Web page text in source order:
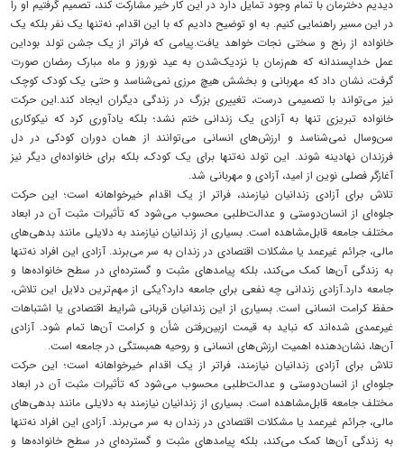
دیدیم دخترمان با تمام وجود تمایل دارد در این کار خیر مشارکت کند، تصمیم گرفتیم او را
در این مسیر راهنمایی کنیم. به او توضیح دادیم که با این اقدام، نه‌تنها یک نفر بلکه یک
خانواده از رنج و سختی نجات خواهد یافت.پیامی که فراتر از یک جشن تولد بوداین
عمل خداپسندانه که هم‌زمان با نزدیک‌شدن به عید نوروز و ماه مبارک رمضان صورت
گرفت، نشان داد که مهربانی و بخشش هیچ مرزی نمی‌شناسد و حتی یک کودک کوچک
نیز می‌تواند با تصمیمی درست، تغییری بزرگ در زندگی دیگران ایجاد کند.این حرکت
خانواده تبریزی تنها به آزادی یک زندانی ختم نشد؛ بلکه یادآوری کرد که نیکوکاری
سن‌وسال نمی‌شناسد و ارزش‌های انسانی می‌توانند از همان دوران کودکی در دل
فرزندان نهادینه شوند. این تولد نه‌تنها برای یک کودک، بلکه برای خانواده‌ای دیگر نیز
آغازگر فصلی نوین از امید، آزادی و مهربانی شد.
تلاش برای آزادی زندانیان نیازمند، فراتر از یک اقدام خیرخواهانه است؛ این حرکت
جلوه‌ای از انسان‌دوستی و عدالت‌طلبی محسوب می‌شود که تأثیرات مثبت آن در ابعاد
مختلف جامعه قابل‌مشاهده است. بسیاری از زندانیان نیازمند به دلایلی مانند بدهی‌های
مالی، جرائم غیرعمد یا مشکلات اقتصادی در زندان به سر می‌برند. آزادی این افراد نه‌تنها
به زندگی آن‌ها کمک می‌کند، بلکه پیامدهای مثبت و گسترده‌ای در سطح خانواده‌ها و
جامعه دارد.آزادی زندانی چه نفعی برای جامعه دارد؟یکی از مهم‌ترین دلایل این تلاش،
حفظ کرامت انسانی است. بسیاری از این زندانیان قربانی شرایط اقتصادی یا اشتباهات
غیرعمدی شده‌اند که نباید به قیمت ازبین‌رفتن شأن و کرامت آن‌ها تمام شود. آزادی
آن‌ها، نشان‌دهنده اهمیت ارزش‌های انسانی و روحیه همبستگی در جامعه است.
تلاش برای آزادی زندانیان نیازمند، فراتر از یک اقدام خیرخواهانه است؛ این حرکت
جلوه‌ای از انسان‌دوستی و عدالت‌طلبی محسوب می‌شود که تأثیرات مثبت آن در ابعاد
مختلف جامعه قابل‌مشاهده است. بسیاری از زندانیان نیازمند به دلایلی مانند بدهی‌های
مالی، جرائم غیرعمد یا مشکلات اقتصادی در زندان به سر می‌برند. آزادی این افراد نه‌تنها
به زندگی آن‌ها کمک می‌کند، بلکه پیامدهای مثبت و گسترده‌ای در سطح خانواده‌ها و